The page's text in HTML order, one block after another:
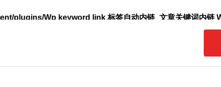
plugins/Wp keyword link 标签自动内链_文章关键词内